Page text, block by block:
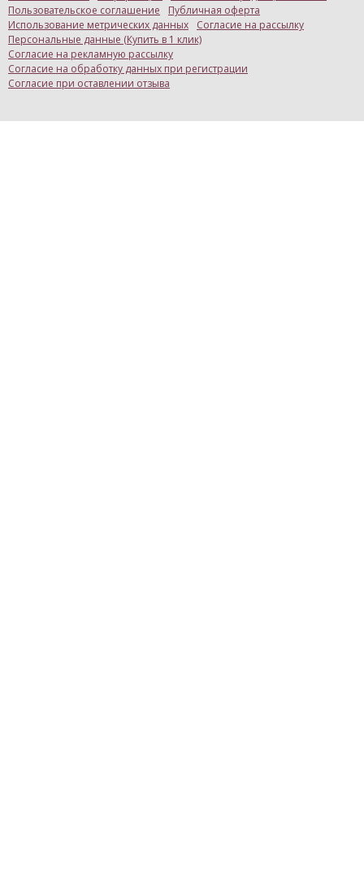
Пользовательское соглашение
Публичная оферта
Использование метрических данных
Согласие на рассылку
Персональные данные (Купить в 1 клик)
Согласие на рекламную рассылку
Согласие на обработку данных при регистрации
Согласие при оставлении отзыва